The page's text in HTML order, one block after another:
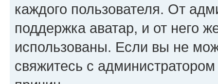
каждого пользователя. От
поддержка аватар, и от него
использованы. Если вы не
свяжитесь с